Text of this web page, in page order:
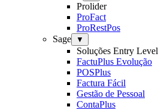
Prolider
ProFact
ProRestPos
Sage
▼
Soluções Entry Level
FactuPlus Evolução
POSPlus
Factura Fácil
Gestão de Pessoal
ContaPlus